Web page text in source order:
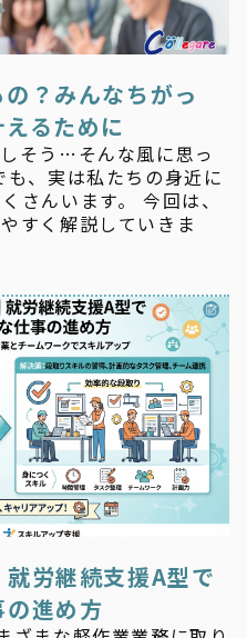
？みんなちがっ
るために
そう…そんな風に思っ
、実は私たちの身近に
さんいます。 今回は、
すく解説していきま
せ
労継続支援A型で
進め方